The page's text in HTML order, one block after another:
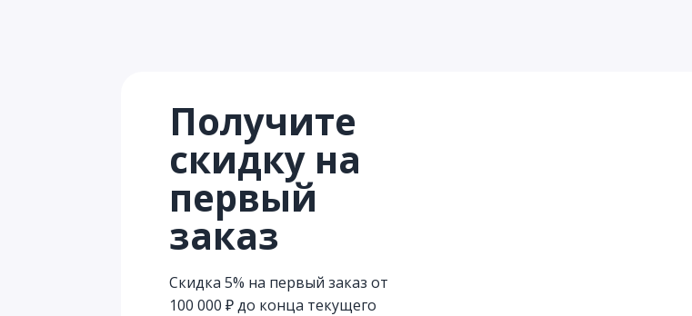
Получите
скидку на
первый
заказ
Скидка 5% на первый заказ от
100 000 ₽ до конца текущего